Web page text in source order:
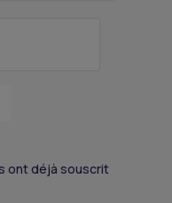
ont déjà souscrit